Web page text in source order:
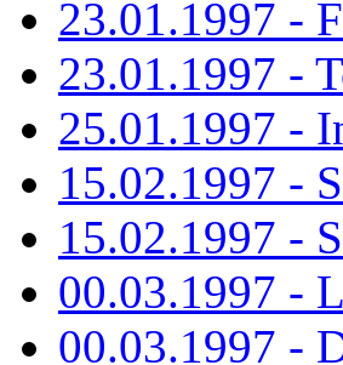
23.01.1997 -
23.01.1997 -
25.01.1997 -
15.02.1997 -
15.02.1997 -
00.03.1997 -
00.03.1997 -